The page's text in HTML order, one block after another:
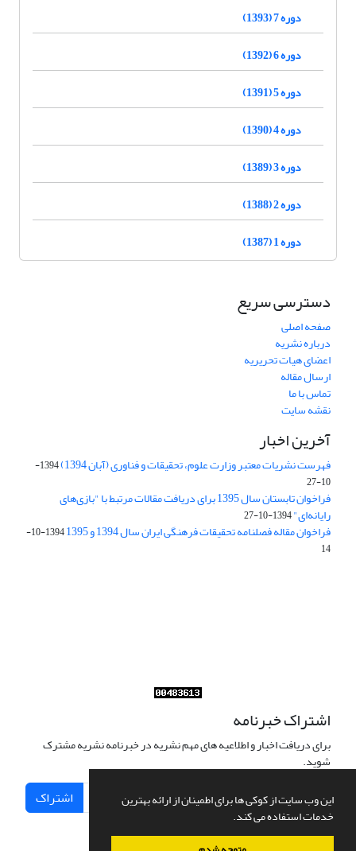
این وب سایت از کوکی ها برای اطمینان از ارائه بهترین
خدمات استفاده می کند.
دوره 7 (1393)
دوره 6 (1392)
دوره 5 (1391)
دوره 4 (1390)
دوره 3 (1389)
دوره 2 (1388)
دوره 1 (1387)
دسترسی سریع
صفحه اصلی
درباره نشریه
اعضای هیات تحریریه
ارسال مقاله
تماس با ما
نقشه سایت
آخرین اخبار
فهرست نشریات معتبر وزارت علوم، تحقیقات و فناوری (آبان 1394)
1394-
10-27
فراخوان تابستان سال 1395 برای دریافت مقالات مرتبط با "بازی‌های
رایانه‌ای"1394-10-27
فراخوان مقاله فصلنامه تحقیقات فرهنگی ایران سال 1394 و 1395
1394-10-
14
اشتراک خبرنامه
برای دریافت اخبار و اطلاعیه های مهم نشریه در خبرنامه نشریه مشترک
شوید.
اشتراک